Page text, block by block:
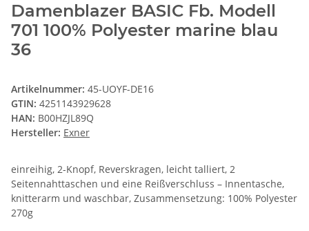
Damenblazer BASIC Fb. Modell
701 100% Polyester marine blau
36
Artikelnummer: 45-UOYF-DE16
GTIN: 4251143929628
HAN: B00HZJL89Q
Hersteller: Exner
einreihig, 2-Knopf, Reverskragen, leicht talliert, 2
Seitennahttaschen und eine Reißverschluss – Innentasche,
knitterarm und waschbar, Zusammensetzung: 100% Polyester
270g